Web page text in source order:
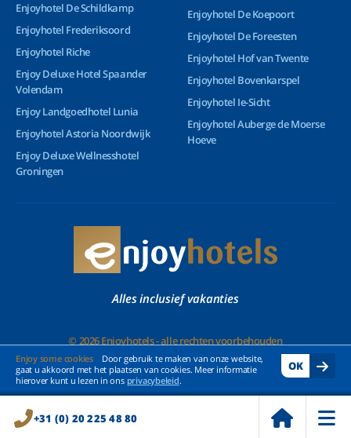
+31 (0) 20 225 48 80
Enjoy some cookies
Door gebruik te maken van onze website,
gaat u akkoord met het plaatsen van cookies. Meer informatie
hierover kunt u lezen in ons privacybeleid.
OK
Enjoyhotel De Schildkamp
Enjoyhotel Frederiksoord
Enjoyhotel Riche
Enjoy Deluxe Hotel Spaander
Volendam
Enjoy Landgoedhotel Lunia
Enjoyhotel Astoria Noordwijk
Enjoy Deluxe Wellnesshotel
Groningen
Enjoyhotel De Koepoort
Enjoyhotel De Foreesten
Enjoyhotel Hof van Twente
Enjoyhotel Bovenkarspel
Enjoyhotel Ie-Sicht
Enjoyhotel Auberge de Moerse
Hoeve
Alles inclusief vakanties
© 2026 Enjoyhotels - alle rechten voorbehouden